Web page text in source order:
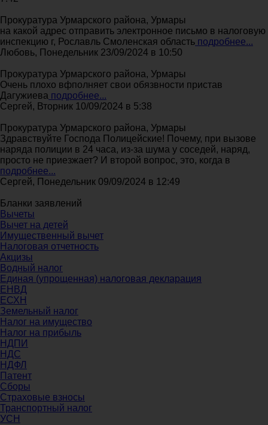
Прокуратура Урмарского района, Урмары
на какой адрес отправить электронное письмо в налоговую
инспекцию г, Рославль Смоленская область подробнее...
Любовь, Понедельник 23/09/2024 в 10:50
Прокуратура Урмарского района, Урмары
Очень плохо вфполняет свои обязвности пристав
Дагужиева подробнее...
Сергей, Вторник 10/09/2024 в 5:38
Прокуратура Урмарского района, Урмары
Здравствуйте Господа Полицейские! Почему, при вызове
наряда полиции в 24 часа, из-за шума у соседей, наряд,
просто не приезжает? И второй вопрос, это, когда в
подробнее...
Сергей, Понедельник 09/09/2024 в 12:49
Бланки заявлений
Вычеты
Вычет на детей
Имущественный вычет
Налоговая отчетность
Акцизы
Водный налог
Единая (упрощенная) налоговая декларация
ЕНВД
ЕСХН
Земельный налог
Налог на имущество
Налог на прибыль
НДПИ
НДС
НДФЛ
Патент
Сборы
Страховые взносы
Транспортный налог
УСН